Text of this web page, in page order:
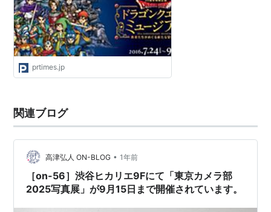
発車メロディとして期間限定で使用し
ます！
prtimes.jp
関連ブログ
高津弘人 ON-BLOG • 1年前
［on-56］渋谷ヒカリエ9Fにて「東京カメラ部
2025写真展」が9月15日まで開催されています。